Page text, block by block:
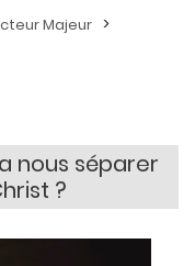
Majeur >
nous séparer
?